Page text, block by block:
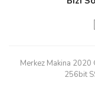
Merkez Makina 2020
256bit